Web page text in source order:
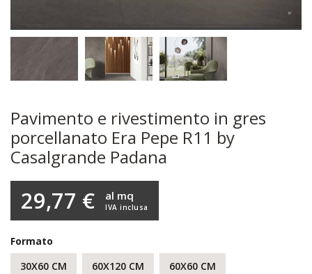
Pavimento e rivestimento in gres
porcellanato Era Pepe R11 by
Casalgrande Padana
29,77 € IVA inclusa
al mq
Formato
30X60 CM
60X120 CM 60X60 CM